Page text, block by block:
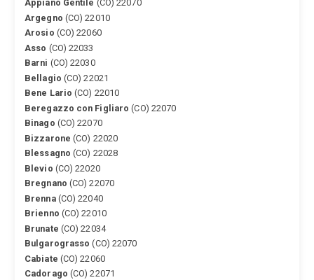
Appiano Gentile (CO) 22070
Argegno (CO) 22010
Arosio (CO) 22060
Asso (CO) 22033
Barni (CO) 22030
Bellagio (CO) 22021
Bene Lario (CO) 22010
Beregazzo con Figliaro (CO) 22070
Binago (CO) 22070
Bizzarone (CO) 22020
Blessagno (CO) 22028
Blevio (CO) 22020
Bregnano (CO) 22070
Brenna(CO) 22040
Brienno (CO) 22010
Brunate (CO) 22034
Bulgarograsso (CO) 22070
Cabiate (CO) 22060
Cadorago (CO) 22071